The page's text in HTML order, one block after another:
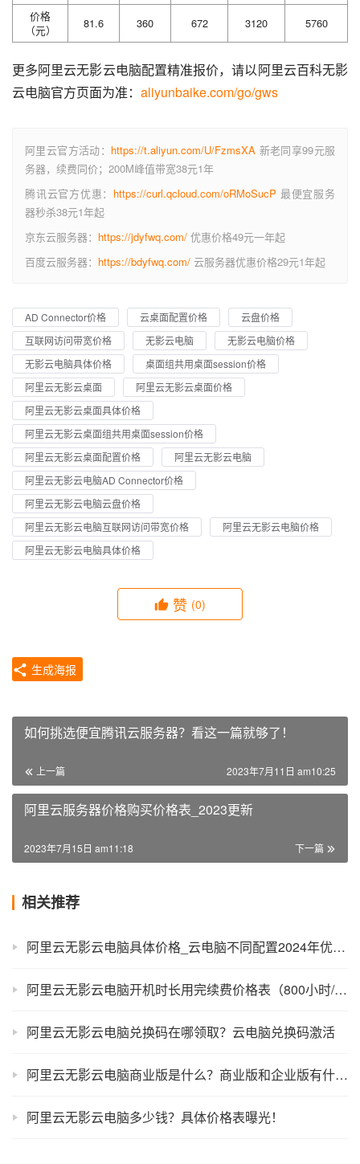
价格
（元）
81.6 360 672 3120 5760
更多阿里云无影云电脑配置精准报价，请以阿里云百科无影
云电脑官方页面为准： aliyunbaike.com/go/gws
阿里云官方活动： https://t.aliyun.com/U/FzmsXA 新老同享99元服
务器，续费同价；200M峰值带宽38元1年
腾讯云官方优惠： https://curl.qcloud.com/oRMoSucP 最便宜服务
器秒杀38元1年起
京东云服务器： https://jdyfwq.com/ 优惠价格49元一年起
百度云服务器： https://bdyfwq.com/ 云服务器优惠价格29元1年起
AD Connector价格 云桌面配置价格
云盘价格
互联网访问带宽价格
无影云电脑
无影云电脑价格
无影云电脑具体价格
桌面组共用桌面session价格
阿里云无影云桌面
阿里云无影云桌面价格
阿里云无影云桌面具体价格
阿里云无影云桌面组共用桌面session价格
阿里云无影云桌面配置价格
阿里云无影云电脑
阿里云无影云电脑AD Connector价格
阿里云无影云电脑云盘价格
阿里云无影云电脑互联网访问带宽价格
阿里云无影云电脑价格
阿里云无影云电脑具体价格
赞 (0)
生成海报
如何挑选便宜腾讯云服务器？看这一篇就够了！
上一篇 2023年7月11日 am10:25
阿里云服务器价格购买价格表_2023更新
下一篇
2023年7月15日 am11:18
相关推荐
阿里云无影云电脑具体价格_云电脑不同配置2024年优惠价格表
阿里云无影云电脑开机时长用完续费价格表（800小时/1800小时）
阿里云无影云电脑兑换码在哪领取？云电脑兑换码激活
阿里云无影云电脑商业版是什么？商业版和企业版有什么区别？
阿里云无影云电脑多少钱？具体价格表曝光！